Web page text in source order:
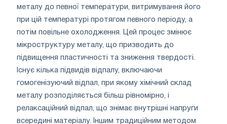
металу до певної температури, витримування його
при цій температурі протягом певного періоду, а
потім повільне охолодження. Цей процес змінює
мікроструктуру металу, що призводить до
підвищення пластичності та зниження твердості.
Існує кілька підвидів відпалу, включаючи
гомогенізуючий відпал, при якому хімічний склад
металу розподіляється більш рівномірно, і
релаксаційний відпал, що знімає внутрішні напруги
всередині матеріалу. Іншим традиційним методом